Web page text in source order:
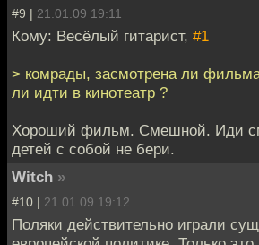
#9 | 21.01.09 19:11
Кому: Весёлый гитарист, #1
> комрады, засмотрена ли
ли идти в кинотеатр ?
Хороший фильм. Смешной. Иди
детей с собой не бери.
Witch »
#10 | 21.01.09 19:12
Поляки действительно играли